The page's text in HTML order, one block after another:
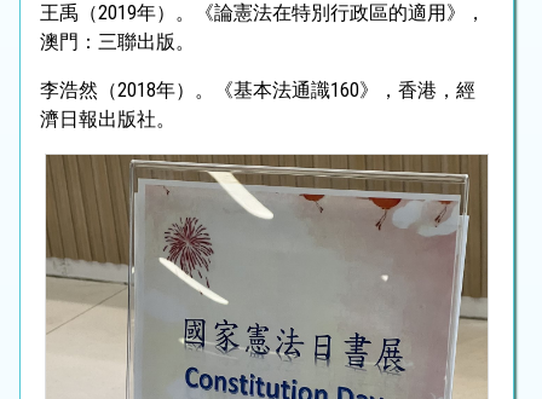
王禹（2019年）。《論憲法在特別行政區的適用》，
澳門：三聯出版。
李浩然（2018年）。《基本法通識160》，香港，經
濟日報出版社。